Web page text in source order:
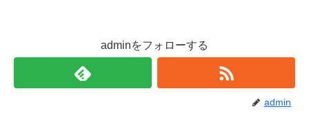
adminをフォローする
admin